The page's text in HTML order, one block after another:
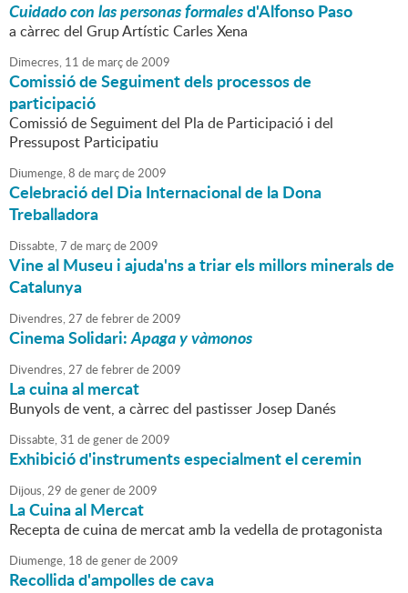
Cuidado con las personas formalesd'Alfonso Paso
a càrrec del Grup Artístic Carles Xena
Dimecres, 11 de marçde2009
Comissió de Seguiment dels processos de
participació
Comissió de Seguiment del Pla de Participació i del
Pressupost Participatiu
Diumenge,8 de marçde2009
Celebració del Dia Internacional de la Dona
Treballadora
Dissabte,7 de marçde2009
Vine al Museu i ajuda'ns a triar els millors minerals de
Catalunya
Divendres,27 defebrerde2009
Cinema Solidari:Apaga y vàmonos
Divendres,27 defebrerde2009
La cuina al mercat
Bunyols de vent, a càrrec del pastisser Josep Danés
Dissabte,31 degenerde2009
Exhibició d'instruments especialment el ceremin
Dijous,29 degenerde2009
La Cuina al Mercat
Recepta de cuina de mercat amb la vedella de protagonista
Diumenge, 18 degenerde2009
Recollida d'ampolles de cava